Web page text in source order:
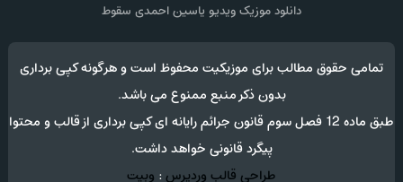
دانلود موزیک ویدیو یاسین احمدی سقوط
تمامی حقوق مطالب برای موزیکیت محفوظ است و هرگونه کپی برداری
بدون ذکر منبع ممنوع می باشد.
طبق ماده 12 فصل سوم قانون جرائم رایانه ای کپی برداری از قالب و محتوا
پیگرد قانونی خواهد داشت.
طراحی قالب وردپرس: وبیت